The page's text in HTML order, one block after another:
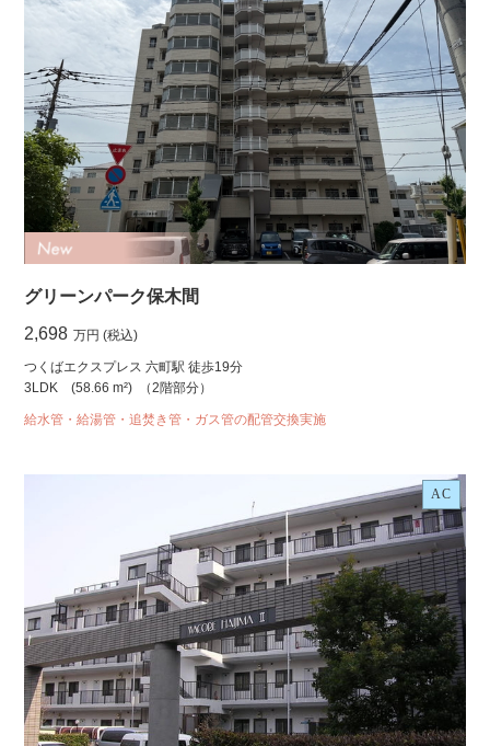
グリーンパーク保木間
2,698 万円 (税込)
つくばエクスプレス 六町駅 徒歩19分
3LDK
(58.66 m²) （2階部分）
給水管・給湯管・追焚き管・ガス管の配管交換実施
AC